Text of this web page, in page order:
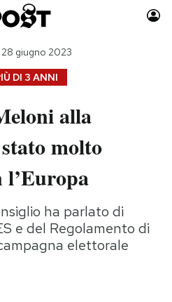
Auto
Moda
Consumismi
Storie/Idee
Media
DI 3 ANNI
giugno 2023
alla
molto
l’Europa
ha parlato di
e del Regolamento di
elettorale